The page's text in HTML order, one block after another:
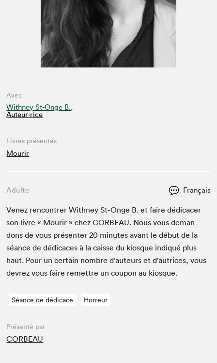
Avec
Withney St-Onge B.,
Auteur·rice
Livres présentés
Mourir
Adulte Français
Venez ren­con­tr­er With­ney St-Onge B. et faire dédi­cac­er
son livre « Mourir » chezCOR­BEAU. Nous vous deman­
dons de vous présen­ter20 min­utes avant le début de la
séance de dédi­caces à la caisse du kiosque indiqué plus
haut. Pour un cer­tain nom­bre d’auteurs et d’autrices, vous
devrez vous faire remet­tre un coupon au kiosque.
Séance de dédicace Horreur
Présenté par
CORBEAU